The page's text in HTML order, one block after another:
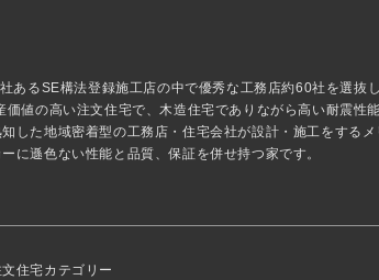
あるSE構法登録施工店の中で優秀な工務店約60社を選抜
価値の高い注文住宅で、木造住宅でありながら高い耐震性
した地域密着型の工務店・住宅会社が設計・施工をする
に遜色ない性能と品質、保証を併せ持つ家です。
文住宅カテゴリー